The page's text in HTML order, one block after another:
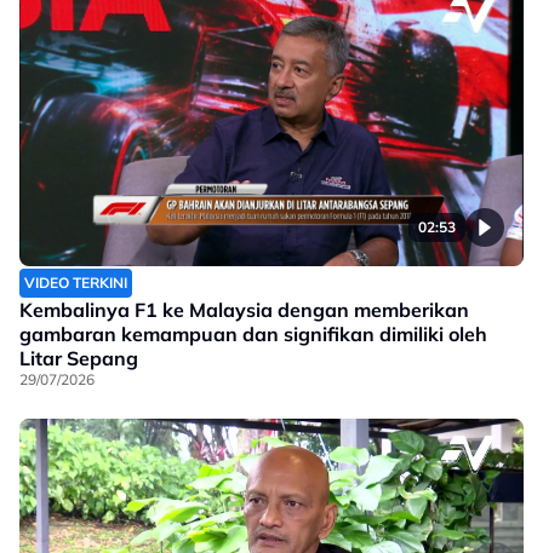
02:53
VIDEO TERKINI
Kembalinya F1 ke Malaysia dengan memberikan
gambaran kemampuan dan signifikan dimiliki oleh
Litar Sepang
29/07/2026